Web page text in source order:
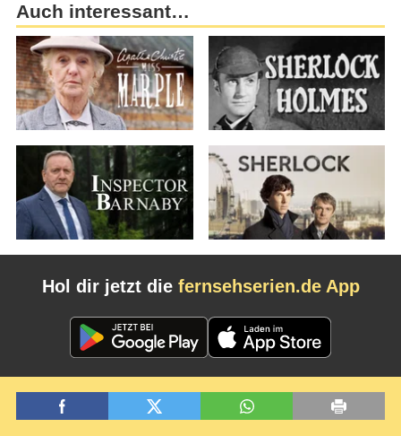
Auch interessant…
Hol dir jetzt die fernsehserien.de App